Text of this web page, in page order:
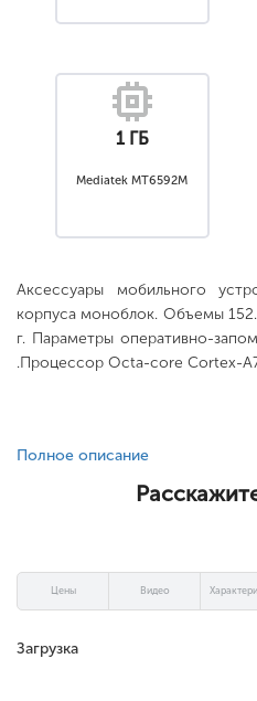
1 ГБ
Mediatek MT6592M
Аксессуары мобильного
корпуса моноблок. Объемы
г. Параметры оперативно-
.Процессор Octa-core Cortex-
Полное описание
Цены Видео
Загрузка